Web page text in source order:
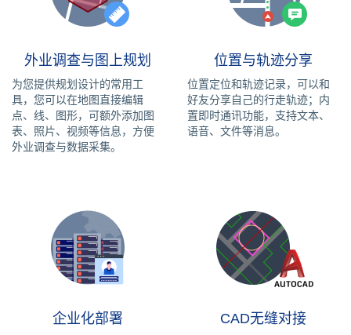
外业调查与图上规划
为您提供规划设计的常用工
具，您可以在地图直接编辑
点、线、图形，可额外添加图
表、照片、视频等信息，方便
外业调查与数据采集。
位置与轨迹分享
位置定位和轨迹记录，可以和
好友分享自己的行走轨迹；内
置即时通讯功能，支持文本、
语音、文件等消息。
企业化部署 CAD无缝对接